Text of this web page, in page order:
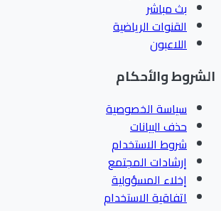
بث مباشر
القنوات الرياضية
اللاعبون
والأحكام
سياسة الخصوصية
حذف البيانات
شروط الاستخدام
إرشادات المجتمع
إخلاء المسؤولية
اتفاقية الاستخدام